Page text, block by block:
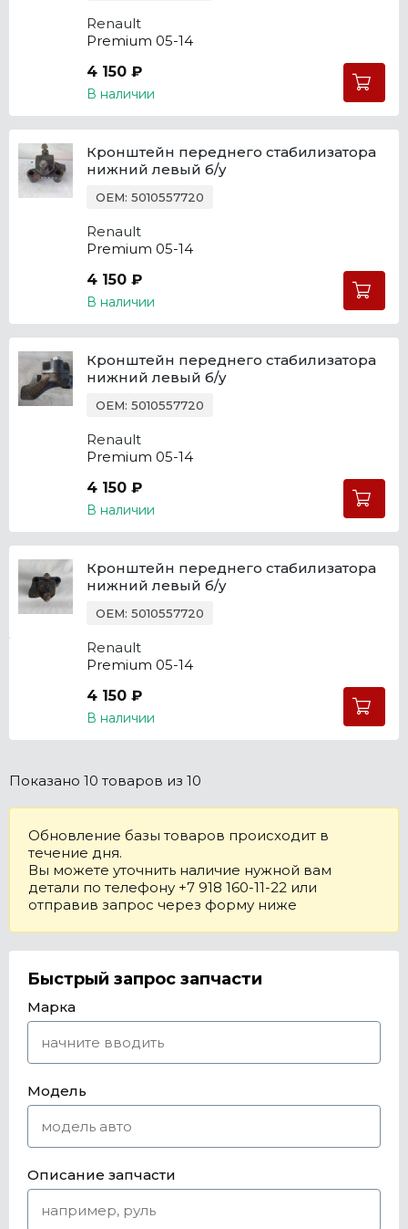
Renault
Premium 05-14
4 150 ₽
В наличии
Кронштейн переднего стабилизатора
нижний левый б/у
OEM: 5010557720
Renault
Premium 05-14
4 150 ₽
В наличии
Кронштейн переднего стабилизатора
нижний левый б/у
OEM: 5010557720
Renault
Premium 05-14
4 150 ₽
В наличии
Кронштейн переднего стабилизатора
нижний левый б/у
OEM: 5010557720
Renault
Premium 05-14
4 150 ₽
В наличии
Показано 10 товаров из 10
Обновление базы товаров происходит в
течение дня.
Вы можете уточнить наличие нужной вам
детали по телефону +7 918 160-11-22 или
отправив запрос через форму ниже
Быстрый запрос запчасти
Марка
Модель
Описание запчасти